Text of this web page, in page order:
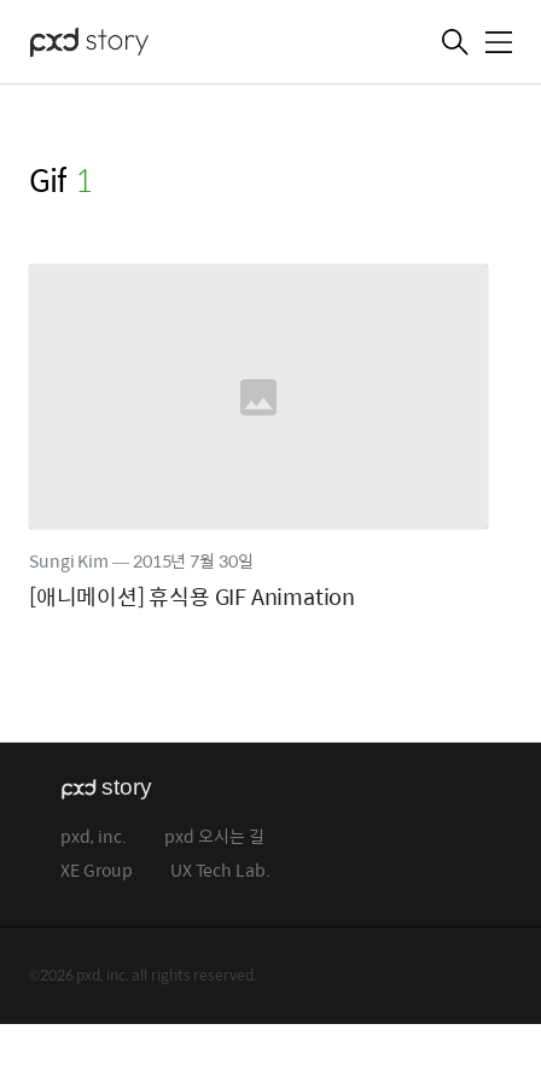
메뉴
Gif(1)
[애니메이션] 휴식용 GIF Animation
Sungi Kim―2015년 7월 30일
pxd, inc.
pxd 오시는 길
XE Group
UX Tech Lab.
©2026 pxd, inc. all rights reserved.